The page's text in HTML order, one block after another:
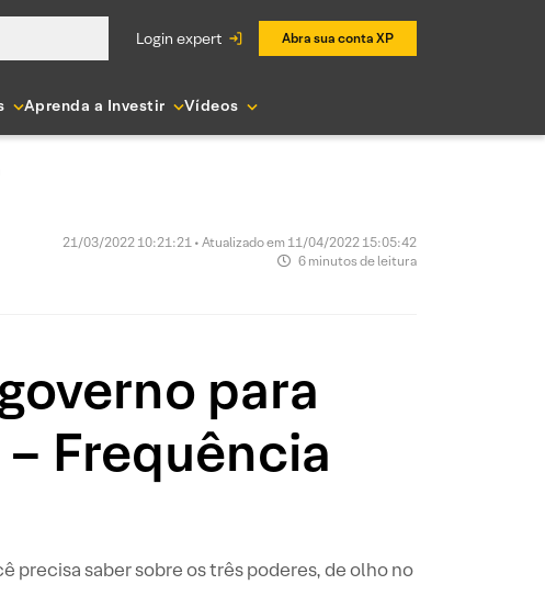
login expert Abra sua conta XP
Aprenda a Investir Vídeos
21/03/2022 10:21:21 • Atualizado em 11/04/2022 15:05:42
6 minutos de leitura
para
Frequência
precisa saber sobre os três poderes, de olho no